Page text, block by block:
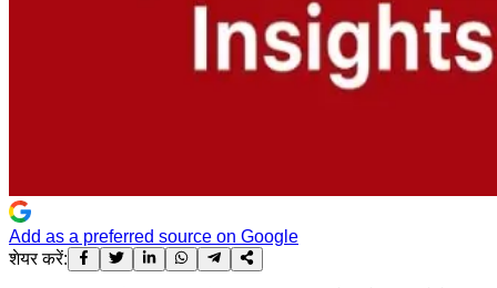
Add as a preferred source on Google
शेयर करें: